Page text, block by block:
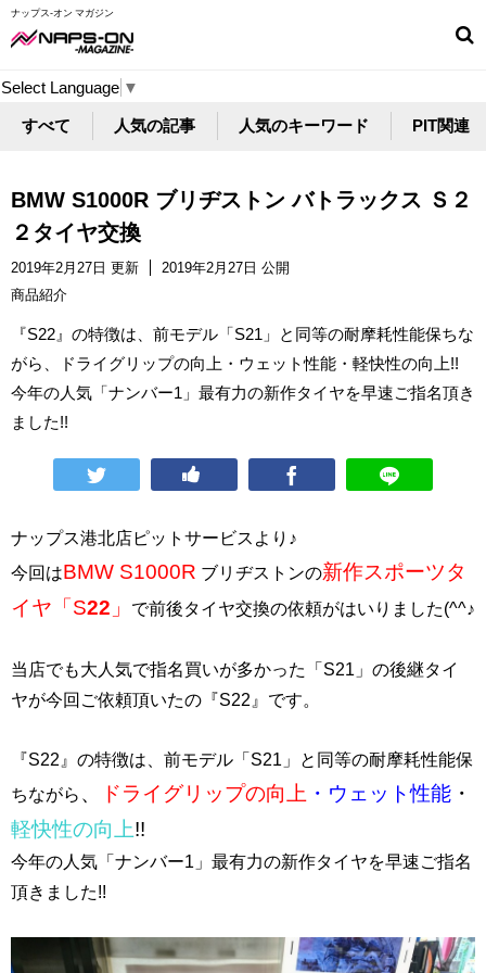
ナップス-オン マガジン
Select Language ▼
すべて 人気の記事 人気のキーワード PIT関連
BMW S1000R ブリヂストン バトラックス Ｓ２
２タイヤ交換
2019年2月27日 更新
2019年2月27日 公開
商品紹介
『S22』の特徴は、前モデル「S21」と同等の耐摩耗性能保ちな
がら、ドライグリップの向上・ウェット性能・軽快性の向上!!
今年の人気「ナンバー1」最有力の新作タイヤを早速ご指名頂き
ました!!
ナップス港北店ピットサービスより♪
今回はBMW S1000R ブリヂストンの新作スポーツタ
イヤ「S22 」 で前後タイヤ交換の依頼がはいりました(^^♪
当店でも大人気で指名買いが多かった「S21」の後継タイ
ヤが今回ご依頼頂いたの『S22』です。
『S22』の特徴は、前モデル「S21」と同等の耐摩耗性能保
ちながら 、 ドライグリップの向上 ・ウェット性能 ・
軽快性の向上!!
今年の人気「ナンバー1」最有力の新作タイヤを早速ご指名
頂きました!!